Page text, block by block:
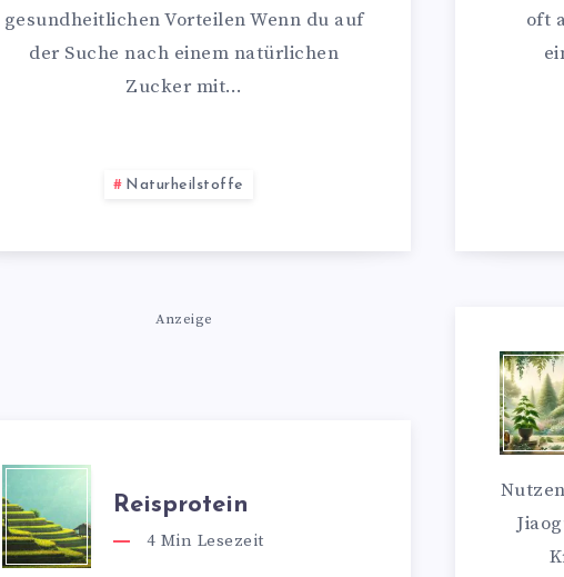
gesundheitlichen Vorteilen Wenn du auf
der Suche nach einem natürlichen
Zucker mit…
Naturheilstoffe
oft
Anzeige
Reisprotein
4 Min Lesezeit